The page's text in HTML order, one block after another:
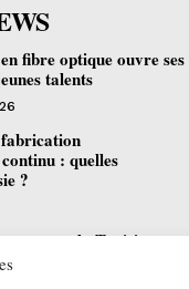
fibre optique ouvre ses
talents
fabrication
: quelles
?
la Tunisie est
de l’inclusion